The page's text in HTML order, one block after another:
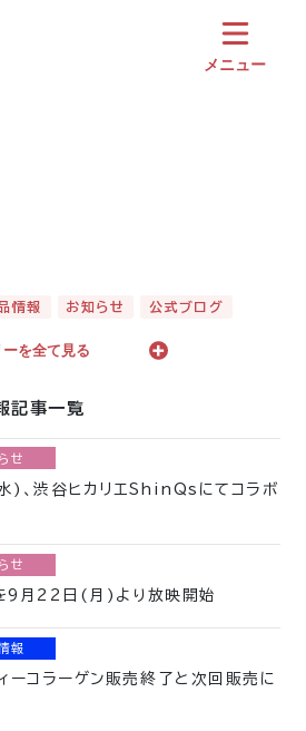
メニュー
情報 お知らせ 公式ブログ
を全て見る
記事一覧
せ
渋谷ヒカリエShinQsにてコラボ
せ
9月22日(月)より放映開始
報
ーコラーゲン販売終了と次回販売に